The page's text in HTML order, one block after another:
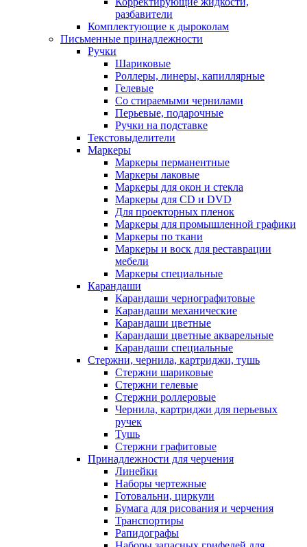
разбавители
Комплектующие к дыроколам
Письменные принадлежности
Ручки
Шариковые
Роллеры, линеры, капиллярные
Гелевые
Со стираемыми чернилами
Перьевые, подарочные
Ручки на подставке
Текстовыделители
Маркеры
Маркеры перманентные
Маркеры лаковые
Маркеры для окон и стекла
Маркеры для CD и DVD
Для проекторных пленок
Маркеры для промышленной графики
Маркеры по ткани
Маркеры и воск для реставрации
мебели
Маркеры специальные
Карандаши
Карандаши чернографитовые
Карандаши механические
Карандаши цветные
Карандаши цветные акварельные
Карандаши специальные
Стержни, чернила, картриджи, тушь
Стержни шариковые
Стержни гелевые
Стержни роллеровые
Чернила, картриджи для перьевых
ручек
Тушь
Стержни графитовые
Принадлежности для черчения
Линейки
Наборы чертежные
Готовальни, циркули
Бумага для рисования и черчения
Транспортиры
Рапидографы